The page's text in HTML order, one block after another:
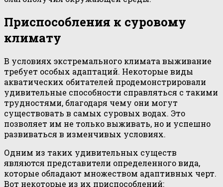
Приспособления к суровому
климату
В условиях экстремального климата выживание
требует особых адаптаций. Некоторые виды
акватических обитателей продемонстрировали
удивительные способности справляться с такими
трудностями, благодаря чему они могут
существовать в самых суровых водах. Это
позволяет им не только выживать, но и успешно
развиваться в изменчивых условиях.
Одним из таких удивительных существ
являются представители определенного вида,
которые обладают множеством адаптивных черт.
Вот некоторые из их приспособлений: